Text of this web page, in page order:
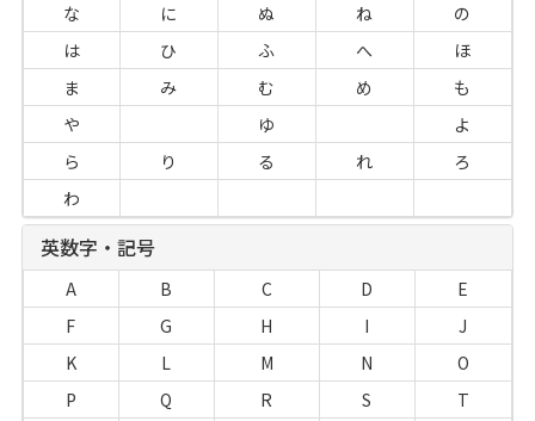
な
に ぬ ね
の
は
ひ ふ へ
ほ
ま
み む め
も
や
ゆ
よ
ら
り る れ
ろ
わ
英数字・記号
A B C D
E
F
G H I
J
K
L M N
O
P
Q R S T